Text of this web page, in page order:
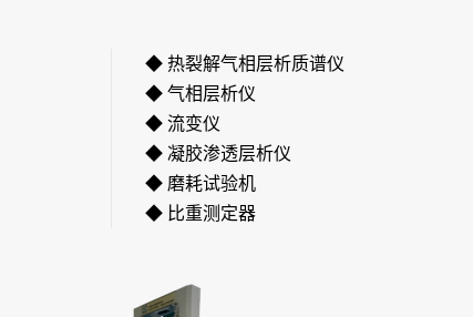
◆ 热裂解气相层析质谱仪
◆ 气相层析仪
◆ 流变仪
◆ 凝胶渗透层析仪
◆ 磨耗试验机
◆ 比重测定器